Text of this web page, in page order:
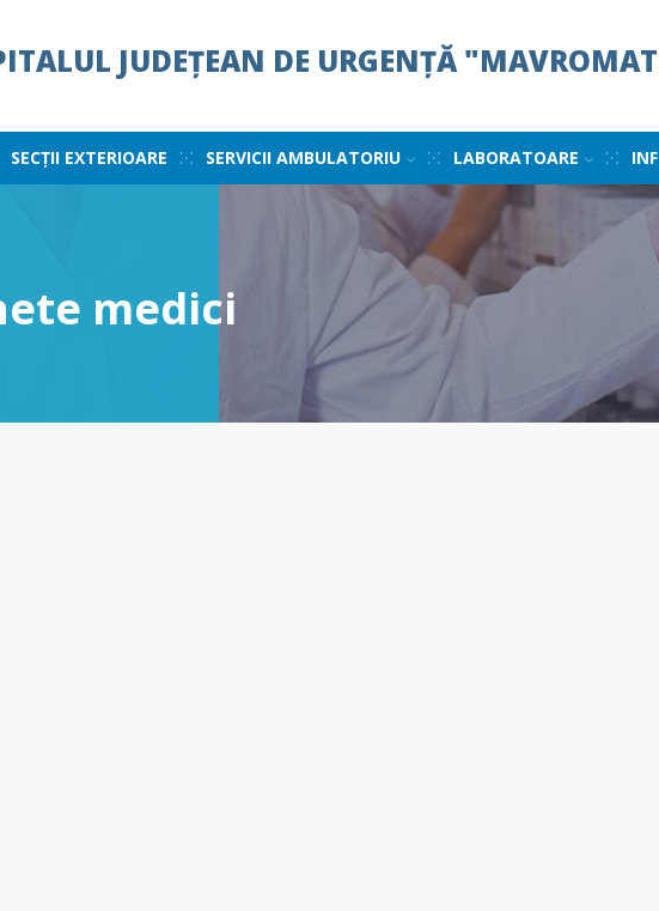
JUDEȚEAN DE URGENȚĂ
SECȚII EXTERIOARE SERVICII AMBULATORIU LABORATOARE
medici